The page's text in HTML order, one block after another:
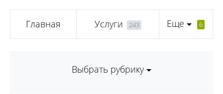
Главная Услуги 243 Еще 6
Выбрать рубрику